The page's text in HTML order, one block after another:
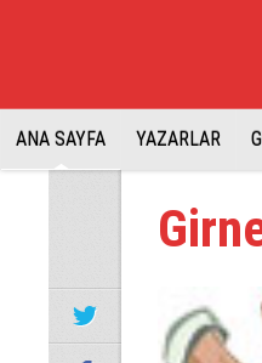
ANA SAYFA YAZARLAR